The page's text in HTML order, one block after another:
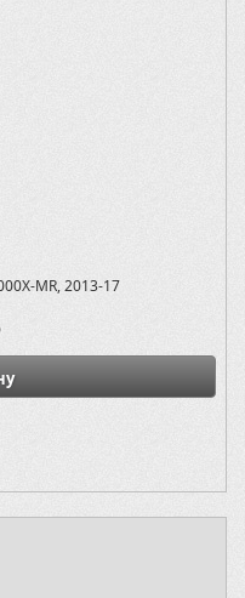
MR, 2013-17